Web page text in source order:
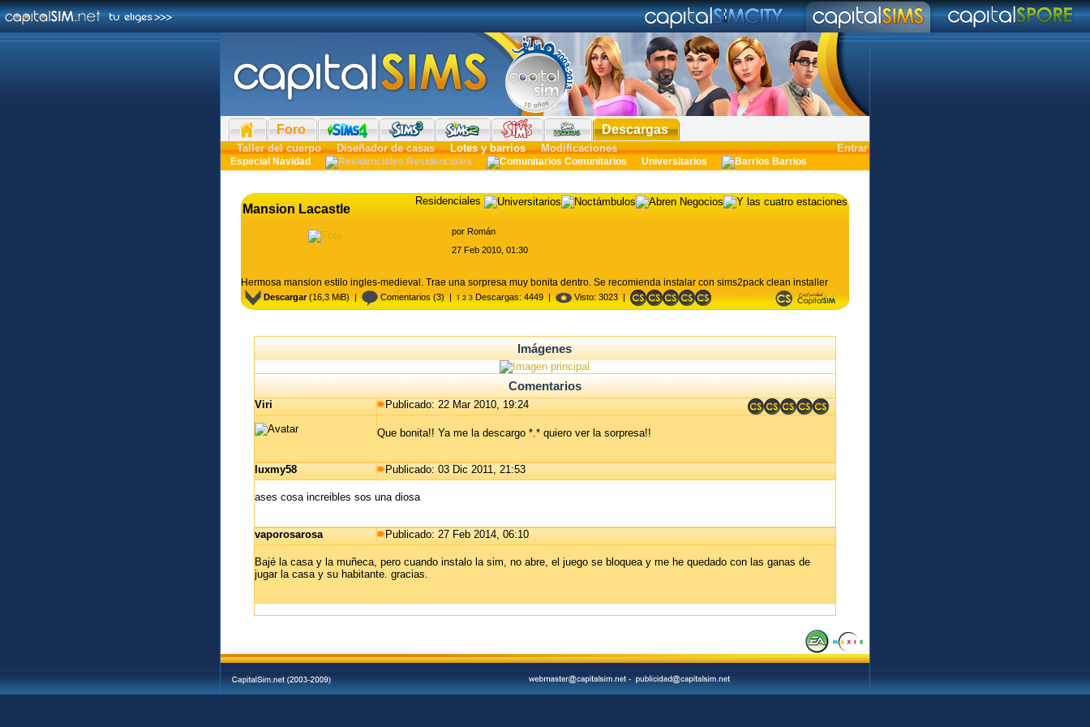
Foro Descargas
Entrar
Taller del cuerpo Diseñador de casas Lotes y barrios Modificaciones
Especial Navidad Residenciales Comunitarios Universitarios Barrios
Residenciales
Mansion Lacastle
por Román
27 Feb 2010, 01:30
Hermosa mansion estilo ingles-medieval. Trae una sorpresa muy bonita dentro. Se recomienda instalar con sims2pack clean installer
Descargar(16,3 MiB) | Comentarios (3) | Descargas: 4449 | Visto: 3023 |
Imágenes
Comentarios
Viri Publicado: 22 Mar 2010, 19:24
Que bonita!! Ya me la descargo *.* quiero ver la sorpresa!!
luxmy58 Publicado: 03 Dic 2011, 21:53
ases cosa increibles sos una diosa
vaporosarosa Publicado: 27 Feb 2014, 06:10
Bajé la casa y la muñeca, pero cuando instalo la sim, no abre, el juego se bloquea y me he quedado con las ganas de
jugar la casa y su habitante. gracias.